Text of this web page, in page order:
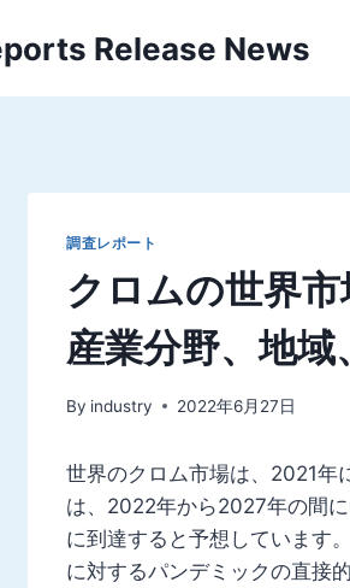
Release News
調査レポート
クロムの世界市
産業分野、地
By industry 2022年6月27日
世界のクロム市場は、2021年
は、2022年から2027年の間
に到達すると予想しています
に対するパンデミックの直接